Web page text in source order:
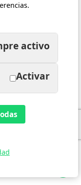
DE
bienes
se queda con los
también
de los
activo
Activar